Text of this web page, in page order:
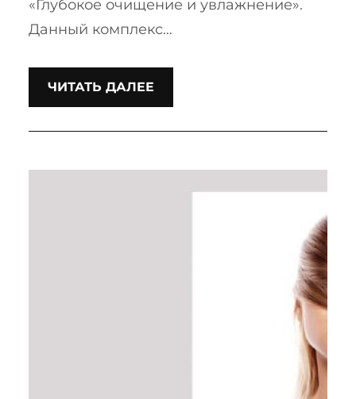
«Глубокое очищение и увлажнение».
Данный комплекс…
ЧИТАТЬ ДАЛЕЕ